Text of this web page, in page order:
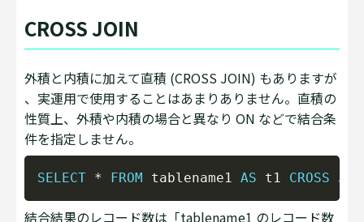
CROSS JOIN
外積と内積に加えて直積 (CROSS JOIN) もありますが
、実運用で使用することはあまりありません。直積の
性質上、外積や内積の場合と異なり ON などで結合条
件を指定しません。
SELECT * FROM tablename1 AS t1 CROSS
結合結果のレコード数は「tablename1 のレコード数